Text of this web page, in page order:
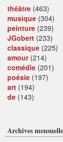
théâtre (463)
musique (304)
peinture (239)
JGobert (233)
classique (225)
amour(214)
comédie (201)
poésie (197)
art (194)
de (143)
Archives